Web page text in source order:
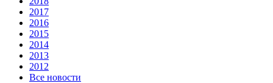
2017
2016
2015
2014
2013
2012
Все новости